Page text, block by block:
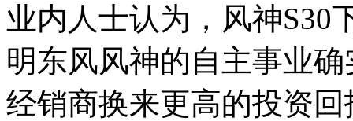
业内人士认为，风神S30
明东风风神的自主事业
经销商换来更高的投资回